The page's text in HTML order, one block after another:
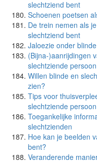
slechtziend bent
Schoenen poetsen
De trein nemen als
slechtziend bent
Jaloezie onder
(Bijna-)aanrijdingen
slechtziende
Willen blinde en
zien?
Tips voor
slechtziende
Toegankelijke
slechtzienden
Hoe kan je beelden
bent?
Veranderende